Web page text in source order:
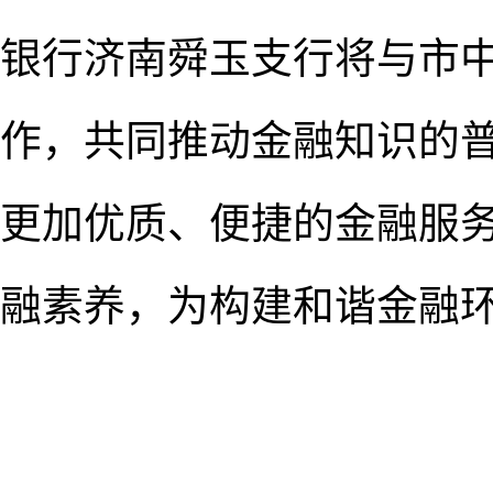
银行济南舜玉支行将与市
作，共同推动金融知识的
更加优质、便捷的金融服
融素养，为构建和谐金融